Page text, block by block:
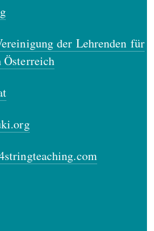
der Lehrenden für
Österreich